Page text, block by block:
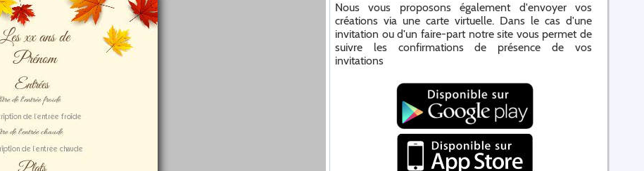
Nous vous proposons également d'envoyer vos
créations via une carte virtuelle. Dans le cas d'une
invitation ou d'un faire-part notre site vous permet de
suivre les confirmations de présence de vos
invitations